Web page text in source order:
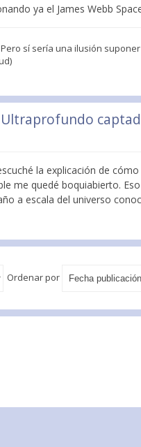
ya el James Webb
sí sería una ilusión
Ultraprofundo
la explicación de
me quedé boquiabierto.
a escala del universo
Ordenar por